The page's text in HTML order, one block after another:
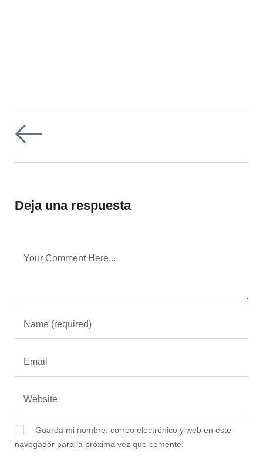
Deja una respuesta
Guarda mi nombre, correo electrónico y web en este
navegador para la próxima vez que comente.